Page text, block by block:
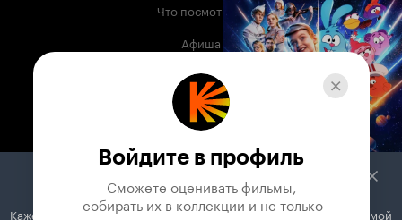
Что посмотреть
Афиша
Музыка
Телепрограмма
Служба поддержки
Войдите в профиль
Сможете оценивать фильмы,
собирать их в коллекции и не только
Кажется, вы используете блокировщик рекламы. Вместе с рекламой